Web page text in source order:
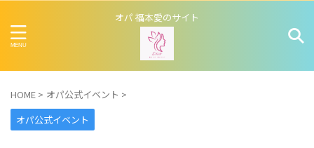
オパ 福本愛のサイト
HOME > オパ公式イベント >
オパ公式イベント